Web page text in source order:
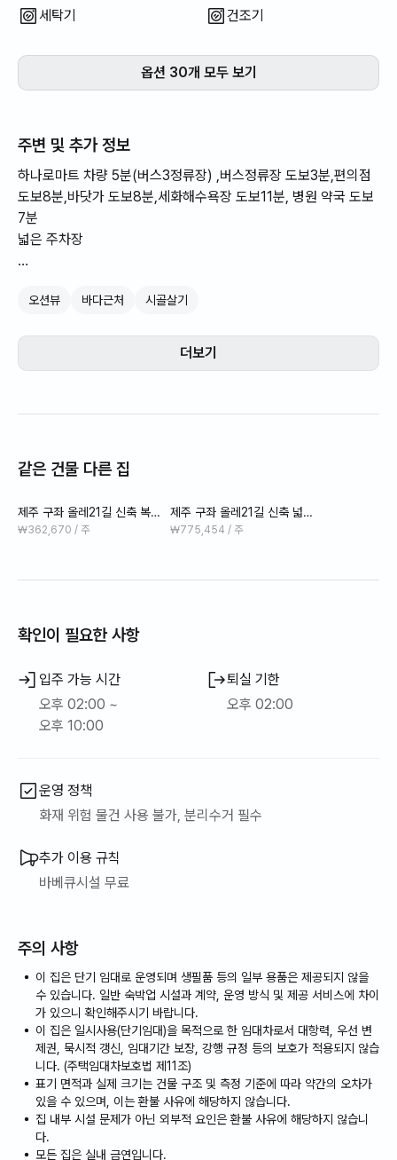
세탁기 건조기
옵션 30개 모두 보기
주변 및 추가 정보
하나로마트 차량 5분(버스3정류장) ,버스정류장 도보3분,편의점
도보8분,바닷가 도보8분,세화해수욕장 도보11분, 병원 약국 도보
7분
넓은 주차장
7박 이상만 예약 가능합니다.
🐾 반려동물 제한 사항(해당숙소만 작성):
니다.
*벽지, 장판 등 기물 파손/훼손 시 배상해야 함.
오션뷰 바다근처 시골살기
더보기
같은 건물 다른 집
제주 구좌 올레21길 신축 복층
원룸(10평) 1층 B
₩362,670 / 주
제주 구좌 올레21길 신축 넓은
복층 3룸(20평) 1층 컴퓨터및
₩775,454 / 주
확인이 필요한 사항
입주 가능 시간
오후 02:00 ~
오후 10:00
퇴실 기한
오후 02:00
운영 정책
화재 위험 물건 사용 불가, 분리수거 필수
추가 이용 규칙
바베큐시설 무료
주의 사항
이 집은 단기 임대로 운영되며 생필품 등의 일부 용품은 제공되지 않을
수 있습니다. 일반 숙박업 시설과 계약, 운영 방식 및 제공 서비스에 차이
가 있으니 확인해주시기 바랍니다.
이 집은 일시사용(단기임대)을 목적으로 한 임대차로서 대항력, 우선 변
제권, 묵시적 갱신, 임대기간 보장, 강행 규정 등의 보호가 적용되지 않습
니다. (주택임대차보호법 제11조)
표기 면적과 실제 크기는 건물 구조 및 측정 기준에 따라 약간의 오차가
있을 수 있으며, 이는 환불 사유에 해당하지 않습니다.
집 내부 시설 문제가 아닌 외부적 요인은 환불 사유에 해당하지 않습니
다.
모든 집은 실내 금연입니다.